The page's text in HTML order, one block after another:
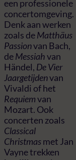
een professionele
concertomgeving.
Denk aan werken
zoals deMatthäus
Passionvan Bach,
deMessiahvan
Händel, De Vier
Jaargetijdenvan
Vivaldi of het
Requiemvan
Mozart. Ook
concerten zoals
Classical
Christmasmet Jan
Vayne trekken